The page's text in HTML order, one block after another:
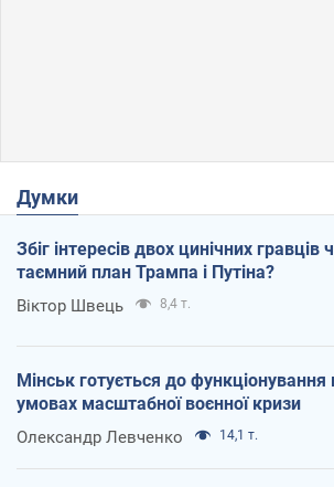
Думки
Збіг інтересів двох цинічних гравців
таємний план Трампа і Путіна?
Віктор Швець 8,4 т.
Мінськ готується до функціонування
умовах масштабної воєнної кризи
Олександр Левченко 14,1 т.